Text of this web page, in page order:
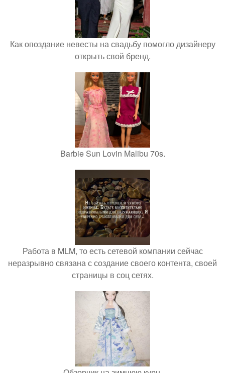
Как опоздание невесты на свадьбу помогло дизайнеру
открыть свой бренд.
Barbie Sun Lovin Malibu 70s.
Работа в MLM, то есть сетевой компании сейчас
неразрывно связана с создание своего контента, своей
страницы в соц сетях.